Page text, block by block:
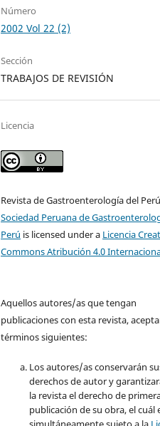
Número
2002 Vol 22 (2)
Sección
TRABAJOS DE REVISIÓN
Licencia
Revista de Gastroenterología del
Sociedad Peruana de
Perú is licensed under a Licencia
Commons Atribución 4.0
Aquellos autores/as que tengan
publicaciones con esta revista,
términos siguientes:
Los autores/as conservarán
derechos de autor y
la revista el derecho de
publicación de su obra, el cuál